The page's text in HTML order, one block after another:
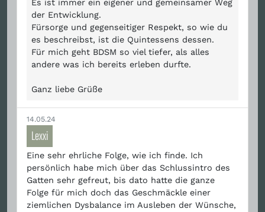
Es ist immer ein eigener und gemeinsamer Weg
der Entwicklung.
Fürsorge und gegenseitiger Respekt, so wie du
es beschreibst, ist die Quintessens dessen.
Für mich geht BDSM so viel tiefer, als alles
andere was ich bereits erleben durfte.
Ganz liebe Grüße
14.05.24
Lexxi
Eine sehr ehrliche Folge, wie ich finde. Ich
persönlich habe mich über das Schlussintro des
Gatten sehr gefreut, bis dato hatte die ganze
Folge für mich doch das Geschmäckle einer
ziemlichen Dysbalance im Ausleben der Wünsche,